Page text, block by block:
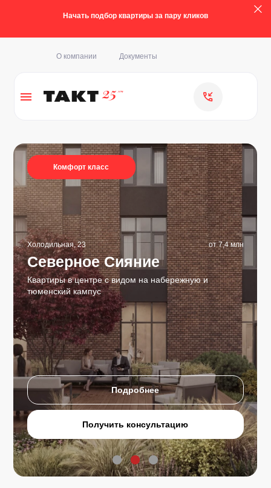
Начать подбор квартиры за пару кликов
Документы
О компании
Квартиры в новостройках
Тюмени от застройщика
от 7,4 млн
Холодильная, 23
Квартиры в центре с видом на набережную и
тюменский кампус
Получить консультацию
Комфорт класс
Подробнее
Северное Сияние